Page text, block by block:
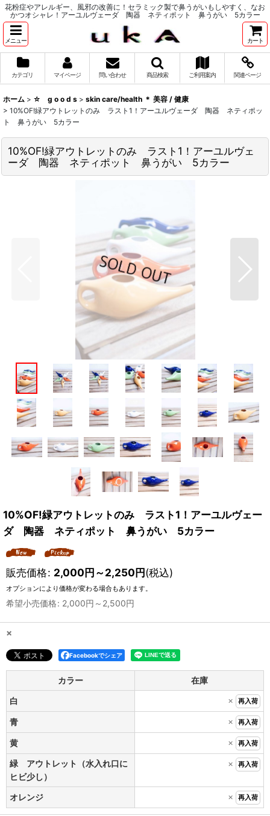
花粉症やアレルギー、風邪の改善に！セラミック製で鼻うがいもしやすく、なお
かつオシャレ！アーユルヴェーダ 陶器 ネティポット 鼻うがい 5カラー
メニュー カート
カテゴリ マイページ 問い合わせ 商品検索 ご利用案内 関連ページ
ホーム > ☆ g o o d s > skin care/health ＊ 美容 / 健康
> 10%OF!緑アウトレットのみ ラスト1！アーユルヴェーダ 陶器 ネティポッ
ト 鼻うがい 5カラー
10%OF!緑アウトレットのみ ラスト1！アーユルヴェ
ーダ 陶器 ネティポット 鼻うがい 5カラー
10%OF!緑アウトレットのみ ラスト1！アーユルヴェー
ダ 陶器 ネティポット 鼻うがい 5カラー
販売価格: 2,000円～2,250円(税込)
オプションにより価格が変わる場合もあります。
希望小売価格: 2,000円 ～2,500円
×
Facebookでシェア
カラー
在庫
白
× 再入荷
青 × 再入荷
黄 × 再入荷
緑 アウトレット（水入れ口に
ヒビ少し）
× 再入荷
オレンジ × 再入荷